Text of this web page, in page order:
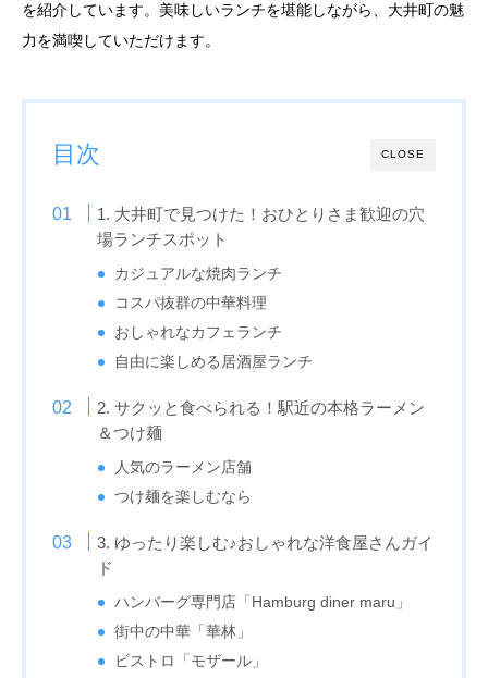
を紹介しています。美味しいランチを堪能しながら、大井町の魅
力を満喫していただけます。
CLOSE
目次
1. 大井町で見つけた！おひとりさま歓迎の穴
場ランチスポット
カジュアルな焼肉ランチ
コスパ抜群の中華料理
おしゃれなカフェランチ
自由に楽しめる居酒屋ランチ
2. サクッと食べられる！駅近の本格ラーメン
＆つけ麺
人気のラーメン店舗
つけ麺を楽しむなら
3. ゆったり楽しむ♪おしゃれな洋食屋さんガイ
ド
ハンバーグ専門店「Hamburg diner maru」
街中の中華「華林」
ビストロ「モザール」